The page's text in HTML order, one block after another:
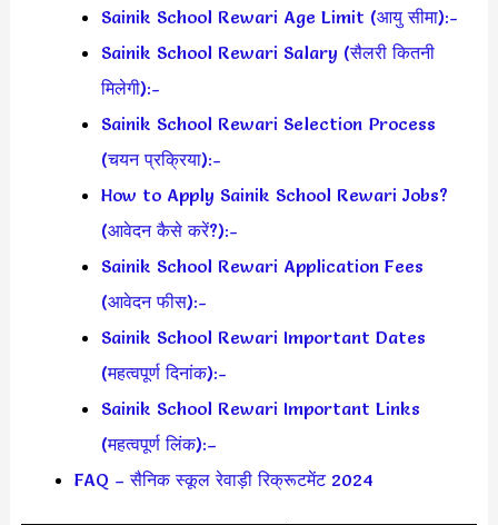
Sainik School Rewari Age Limit (आयु सीमा):-
Sainik School Rewari Salary (सैलरी कितनी
मिलेगी):-
Sainik School Rewari Selection Process
(चयन प्रक्रिया):-
How to Apply Sainik School Rewari Jobs?
(आवेदन कैसे करें?):-
Sainik School Rewari Application Fees
(आवेदन फीस):-
Sainik School Rewari Important Dates
(महत्वपूर्ण दिनांक):-
Sainik School Rewari Important Links
(महत्वपूर्ण लिंक):–
FAQ – सैनिक स्कूल रेवाड़ी रिक्रूटमेंट 2024